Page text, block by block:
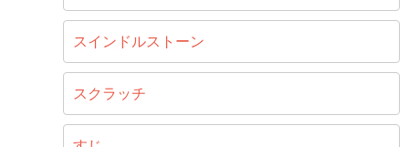
スインドルストーン
スクラッチ